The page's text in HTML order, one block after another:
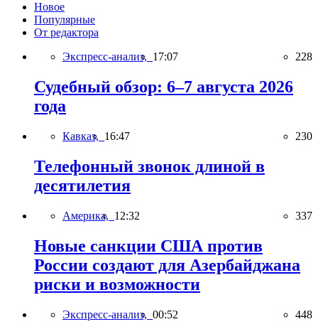
Новое
Популярные
От редактора
Экспресс-анализ, 17:07 228
Судебный обзор: 6–7 августа 2026
года
Кавказ, 16:47 230
Телефонный звонок длиной в
десятилетия
Америка, 12:32 337
Новые санкции США против
России создают для Азербайджана
риски и возможности
Экспресс-анализ, 00:52 448